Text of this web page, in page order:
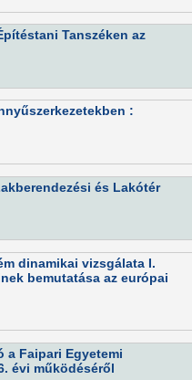
Tanszéken az
:
és Lakótér
dinamikai vizsgálata I.
bemutatása az európai
a Faipari Egyetemi
évi működéséről